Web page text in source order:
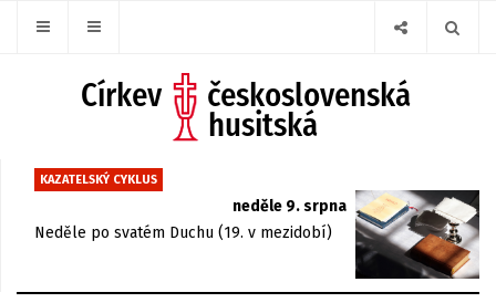
KAZATELSKÝ CYKLUS
neděle 9. srpna
Neděle po svatém Duchu (19. v mezidobí)